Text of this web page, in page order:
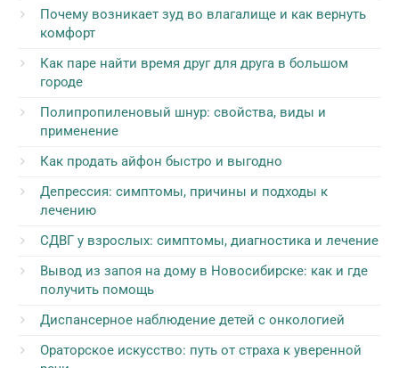
Почему возникает зуд во влагалище и как вернуть
комфорт
Как паре найти время друг для друга в большом
городе
Полипропиленовый шнур: свойства, виды и
применение
Как продать айфон быстро и выгодно
Депрессия: симптомы, причины и подходы к
лечению
СДВГ у взрослых: симптомы, диагностика и лечение
Вывод из запоя на дому в Новосибирске: как и где
получить помощь
Диспансерное наблюдение детей с онкологией
Ораторское искусство: путь от страха к уверенной